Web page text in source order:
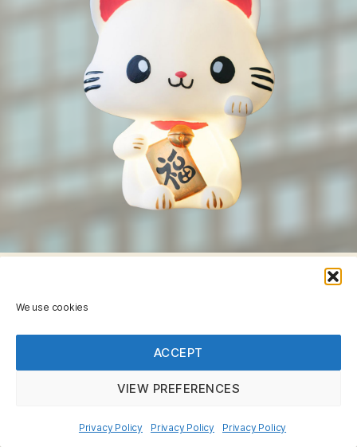
We use cookies
ACCEPT
VIEW PREFERENCES
Privacy Policy Privacy Policy Privacy Policy